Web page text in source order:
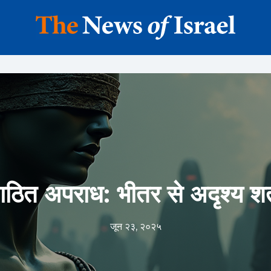
अपराध: भीतर से अदृश्य
जून २३, २०२५